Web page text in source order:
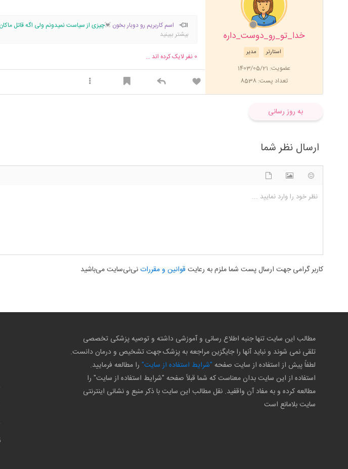
خدا_تو_رو_دوست_داره
مدیر استارتر
عضویت: 1403/05/21
تعداد پست: 8538
اسم کاربریم رو دوبار بخون 💓چیزی از سیاست نمیدونم ولی اگه قاتل
بیشتر ببینید
0 نفر لایک کرده اند ...
به روز رسانی
ارسال نظر شما
نظر خود را وارد نمایید ...
کاربر گرامی جهت ارسال پست شما ملزم به رعایت قوانین و مقرراتنی‌نی‌سایت می‌باشید
مطالب این سایت تنها جنبه اطلاع رسانی و آموزشی داشته و توصیه پزشکی تخصصی
تلقی نمی شوند و نباید آنها را جایگزین مراجعه به پزشک جهت تشخیص و درمان دانست.
لطفاً پیش از استفاده از سایت صفحه "شرایط استفاده از سایت" را مطالعه فرمایید.
استفاده از این سایت بدان معناست که شما قبلاً صفحه "شرایط استفاده از سایت" را
مطالعه کرده و به مفاد آن واقفید. نقل مطالب این سایت با ذکر منبع و نشانی اینترنتی
سایت بلامانع است